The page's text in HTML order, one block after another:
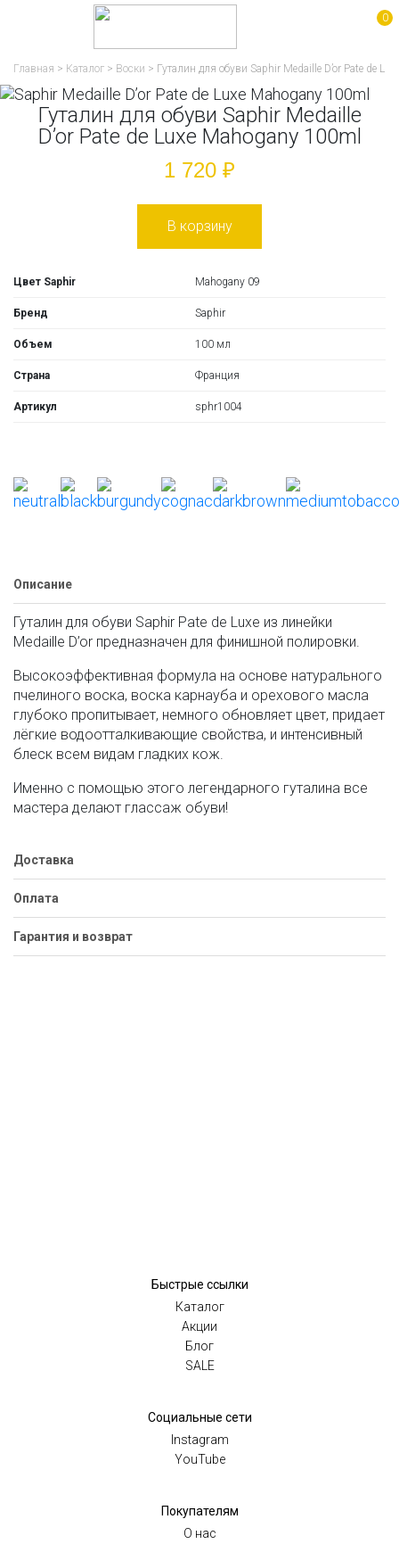
0
Главная > Каталог > Воски > Гуталин для обуви Saphir Medaille D’or Pate de
Гуталин для обуви Saphir Medaille
D’or Pate de Luxe Mahogany 100ml
1 720 ₽
В корзину
Цвет Saphir Mahogany 09
Бренд Saphir
Объем 100 мл
Страна Франция
Артикул sphr1004
Описание
Гуталин для обуви Saphir Pate de Luxe из линейки
Medaille D’or предназначен для финишной полировки.
Высокоэффективная формула на основе натурального
пчелиного воска, воска карнауба и орехового масла
глубоко пропитывает, немного обновляет цвет, придает
лёгкие водоотталкивающие свойства, и интенсивный
блеск всем видам гладких кож.
Именно с помощью этого легендарного гуталина все
мастера делают глассаж обуви!
Доставка
Оплата
Гарантия и возврат
Быстрые ссылки
Каталог
Акции
Блог
SALE
Социальные сети
Instagram
YouTube
Покупателям
O нас